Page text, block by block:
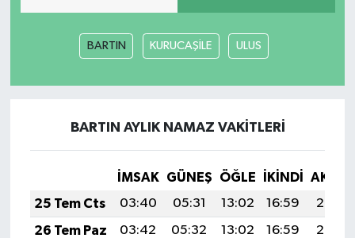
BARTIN KURUCAŞİLE ULUS
BARTIN AYLIK NAMAZ VAKITLERI
İMSAK GÜNEŞ ÖĞLE İKINDI
25 Tem Cts
03:40 05:31 13:02 16:59
20:23
26 Tem Paz
03:42 05:32 13:02 16:59
20:23